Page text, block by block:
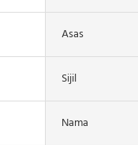
Asas
Sijil
Nama